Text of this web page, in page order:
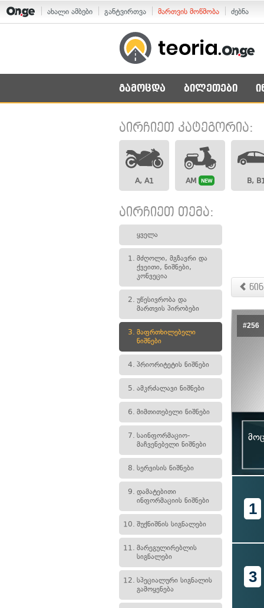
ახალი ამბები განტვირთვა მართვის მოწმობა ძებნა
გამოცდა ბილეთები
აირჩიეთ კატეგორია:
A, A1 AM NEW B,
აირჩიეთ თემა:
ყველა
1. მძღოლი, მგზავრი და
ქვეითი, ნიშნები,
კონვეცია
2. უწესივრობა და
მართვის პირობები
3. მაფრთხილებელი
ნიშნები
4. პრიორიტეტის ნიშნები
5. ამკრძალავი ნიშნები
6. მიმთითებელი ნიშნები
7. საინფორმაციო-
მაჩვენებელი ნიშნები
8. სერვისის ნიშნები
9. დამატებითი
ინფორმაციის ნიშნები
10. შუქნიშნის სიგნალები
11. მარეგულირებლის
სიგნალები
12. სპეციალური სიგნალის
გამოყენება
#256
1
3